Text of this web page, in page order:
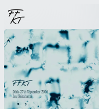
首頁 活動消息 電子通訊